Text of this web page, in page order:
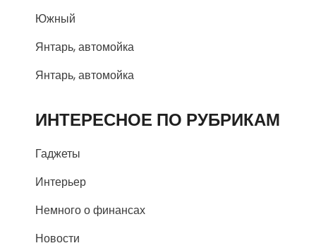
Южный
Янтарь, автомойка
Янтарь, автомойка
ИНТЕРЕСНОЕ ПО РУБРИКАМ
Гаджеты
Интерьер
Немного о финансах
Новости